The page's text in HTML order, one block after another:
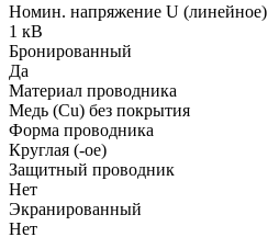
Номин. напряжение U (линейное)
1 кВ
Бронированный
Да
Материал проводника
Медь (Cu) без покрытия
Форма проводника
Круглая (-ое)
Защитный проводник
Нет
Экранированный
Нет